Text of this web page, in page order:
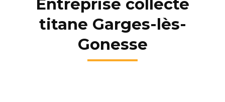
Entreprise collecte
titane Garges-lès-
Gonesse